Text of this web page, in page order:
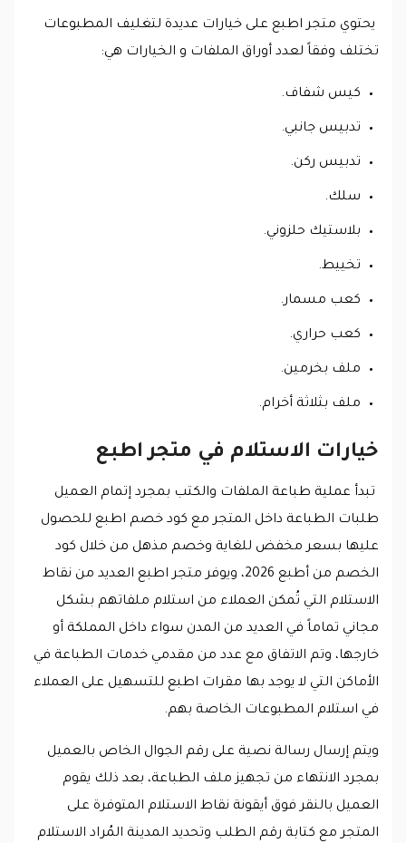
يحتوي متجر اطبع على خيارات عديدة لتغليف المطبوعات
تختلف وفقاً لعدد أوراق الملفات و الخيارات هي:
كيس شفاف.
تدبيس جانبي.
تدبيس ركن.
سلك.
بلاستيك حلزوني.
تخييط.
كعب مسمار.
كعب حراري.
ملف بخرمين.
ملف بثلاثة أخرام.
خيارات الاستلام في متجر اطبع
تبدأ عملية طباعة الملفات والكتب بمجرد إتمام العميل
طلبات الطباعة داخل المتجر مع كود خصم اطبع للحصول
عليها بسعر مخفض للغاية وخصم مذهل من خلال كود
الخصم من أطبع 2026، ويوفر متجر اطبع العديد من نقاط
الاستلام التي تُمكن العملاء من استلام ملفاتهم بشكل
مجاني تماماً في العديد من المدن سواء داخل المملكة أو
خارجها، وتم الاتفاق مع عدد من مقدمي خدمات الطباعة في
الأماكن التي لا يوجد بها مقرات اطبع للتسهيل على العملاء
في استلام المطبوعات الخاصة بهم.
ويتم إرسال رسالة نصية على رقم الجوال الخاص بالعميل
بمجرد الانتهاء من تجهيز ملف الطباعة، بعد ذلك يقوم
العميل بالنقر فوق أيقونة نقاط الاستلام المتوفرة على
المتجر مع كتابة رقم الطلب وتحديد المدينة المُراد الاستلام